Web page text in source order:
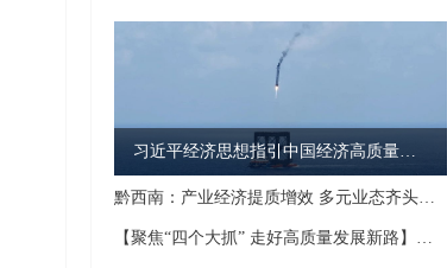
习近平经济思想指引中国经济高质量发展行稳致远
黔西南：产业经济提质增效 多元业态齐头并进
【聚焦“四个大抓” 走好高质量发展新路】兴义：深耕山地特色高效农业 多元产业绘就乡村振兴